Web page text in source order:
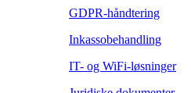
GDPR-håndtering
Inkassobehandling
IT- og WiFi-løsninger